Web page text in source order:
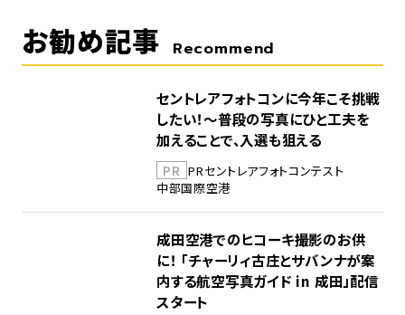
お勧め記事 Recommend
セントレアフォトコンに今年こそ挑戦
したい！～普段の写真にひと工夫を
加えることで、入選も狙える
PR PRセントレアフォトコンテスト
中部国際空港
成田空港でのヒコーキ撮影のお供
に！ 「チャーリィ古庄とサバンナが案
内する航空写真ガイド in 成田」配信
スタート